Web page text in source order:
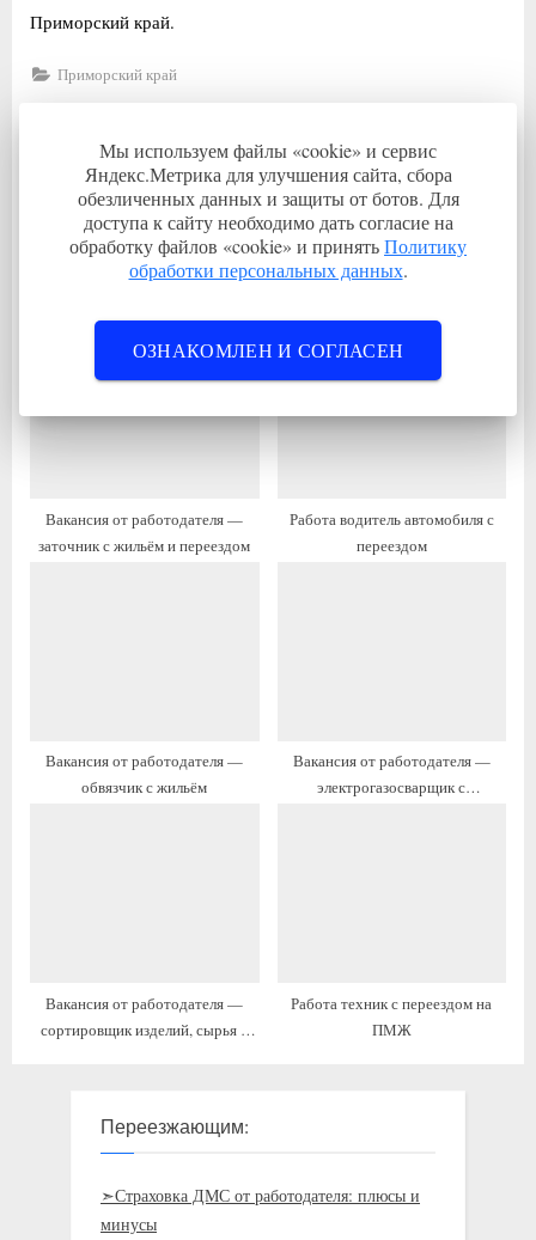
Приморский край.
Приморский край
записям
предоставлением жилья
Вакансия специалиста по охране труда с проживанием
Связанные записи
Вакансия от работодателя —
заточник с жильём и переездом
Работа водитель автомобиля с
переездом
Вакансия от работодателя —
обвязчик с жильём
Вакансия от работодателя —
электрогазосварщик с
Вакансия от работодателя —
сортировщик изделий, сырья и
Работа техник с переездом на
ПМЖ
Переезжающим:
➣Страховка ДМС от работодателя: плюсы и
минусы
Мы используем файлы «cookie» и сервис
Яндекс.Метрика для улучшения сайта, сбора
обезличенных данных и защиты от ботов. Для
доступа к сайту необходимо дать согласие на
обработку файлов «cookie» и принятьПолитику
обработки персональных данных.
ОЗНАКОМЛЕН И СОГЛАСЕН